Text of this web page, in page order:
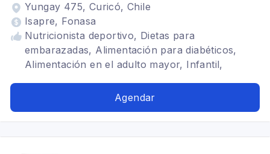
Yungay 475, Curicó, Chile
Isapre, Fonasa
Nutricionista deportivo, Dietas para
embarazadas, Alimentación para diabéticos,
Alimentación en el adulto mayor, Infantil,
nerviosa, Alimentación para colon irritable,
digestivos, Vegetarianismo y veganismo
Agendar